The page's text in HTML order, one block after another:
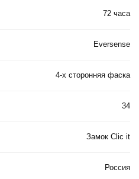
72 часа
Eversense
4-х сторонняя фаска
34
Замок Clic it
Россия